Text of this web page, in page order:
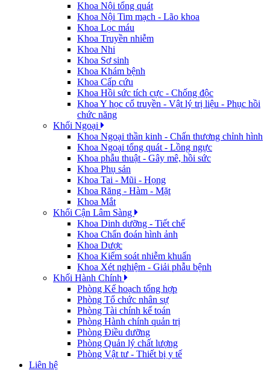
Khoa Nội tổng quát
Khoa Nội Tim mạch - Lão khoa
Khoa Lọc máu
Khoa Truyền nhiễm
Khoa Nhi
Khoa Sơ sinh
Khoa Khám bệnh
Khoa Cấp cứu
Khoa Hồi sức tích cực - Chống độc
Khoa Y học cổ truyền - Vật lý trị liệu - Phục hồi
chức năng
Khối Ngoại
Khoa Ngoại thần kinh - Chấn thương chỉnh hình
Khoa Ngoại tổng quát - Lồng ngực
Khoa phẫu thuật - Gây mê, hồi sức
Khoa Phụ sản
Khoa Tai - Mũi - Họng
Khoa Răng - Hàm - Mặt
Khoa Mắt
Khối Cận Lâm Sàng
Khoa Dinh dưỡng - Tiết chế
Khoa Chẩn đoán hình ảnh
Khoa Dược
Khoa Kiểm soát nhiễm khuẩn
Khoa Xét nghiệm - Giải phẫu bệnh
Khối Hành Chính
Phòng Kế hoạch tổng hợp
Phòng Tổ chức nhân sự
Phòng Tài chính kế toán
Phòng Hành chính quản trị
Phòng Điều dưỡng
Phòng Quản lý chất lượng
Phòng Vật tư - Thiết bị y tế
Liên hệ